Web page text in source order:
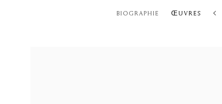
BIOGRAPHIE ŒUVRES